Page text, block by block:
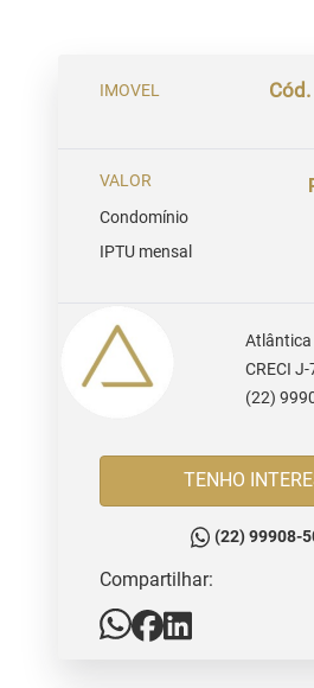
IMOVEL
VALOR
Condomínio
IPTU mensal
CRECI
(22)
TENHO
(22) 99908-
Compartilhar: